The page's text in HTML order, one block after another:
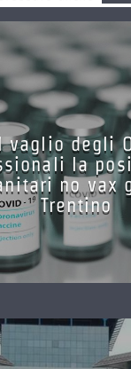
vaglio degli
la
no vax
Trentino